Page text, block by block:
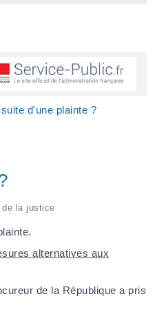
d'une plainte ?
de la justice
alternatives aux
de la République a pris